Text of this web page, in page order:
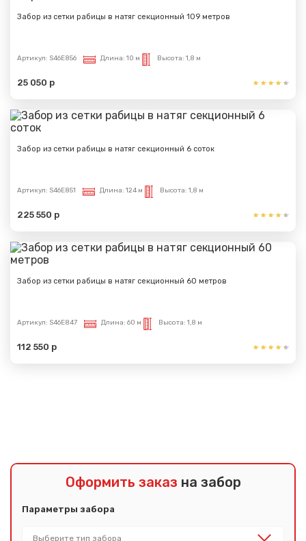
Забор из сетки рабицы в натяг секционный 109 метров
Артикул: S46E856 Длина: 10 м Высота: 1,8 м
25 050 р
Забор из сетки рабицы в натяг секционный 6 соток
Артикул: S46E851 Длина: 124 м Высота: 1,8 м
225 550 р
Забор из сетки рабицы в натяг секционный 60 метров
Артикул: S46E847 Длина: 60 м Высота: 1,8 м
112 550 р
Оформить заказ на забор
Параметры забора